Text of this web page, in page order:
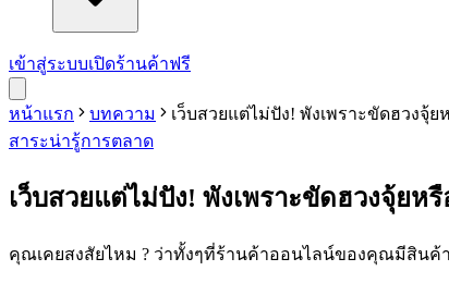
เข้าสู่ระบบเปิดร้านค้าฟรี
หน้าแรก บทความ
เว็บสวยแต่ไม่ปัง! พังเพราะขัดฮวงจุ้ย
สาระน่ารู้การตลาด
เว็บสวยแต่ไม่ปัง! พังเพราะขัดฮวงจุ้ยหรื
คุณเคยสงสัยไหม ? ว่าทั้งๆที่ร้านค้าออนไลน์ของคุณมีสินค้